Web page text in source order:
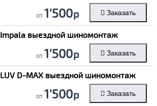
от1'500р Заказать
Impala выездной шиномонтаж
от1'500р Заказать
LUV D-MAX выездной шиномонтаж
от1'500р Заказать